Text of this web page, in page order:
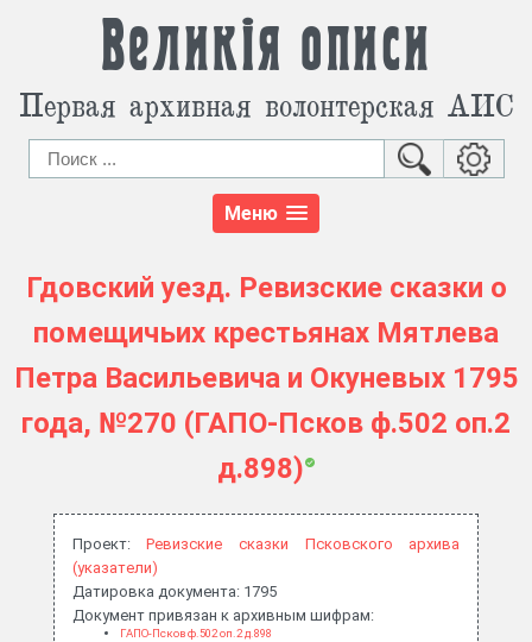
Великія описи
Первая архивная волонтерская АИС
Меню
Гдовский уезд. Ревизские сказки о
помещичьих крестьянах Мятлева
Петра Васильевича и Окуневых 1795
года, №270 (ГАПО-Псков ф.502 оп.2
д.898)
Проект:Ревизские сказки Псковского архива
(указатели)
Датировка документа: 1795
Документ привязан к архивным шифрам:
ГАПО-Псков ф.502 оп.2 д.898